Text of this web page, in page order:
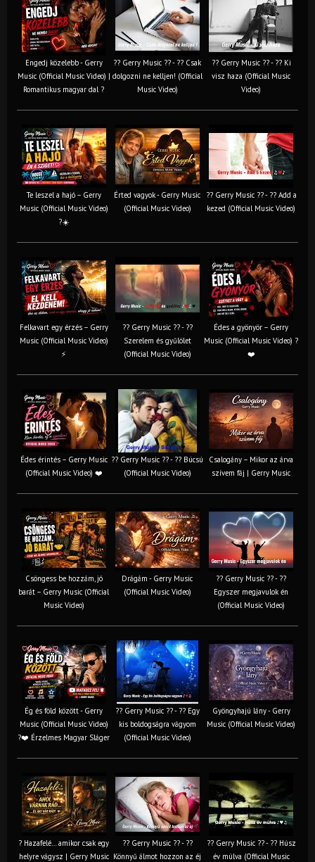
Engedj közelebb - Gerry
Music (Official Music Video) |
Romantikus magyar dal ?
?? Gerry Music ?? - ?? Csak
dolgozni ne kelljen! (Official
Music Video)
?? Gerry Music ?? - ?? Ki
visz haza (Official Music
Video)
Te leszel a hajó – Gerry
Music (Official Music Video)
?☀️
Érted vagyok - Gerry Music
(Official Music Video)
?? Gerry Music ?? - ?? Add a
kezed (Official Music Video)
Felkavart egy érzés – Gerry
Music (Official Music Video)
⚡
?? Gerry Music ?? - ??
Szerelem és gyűlölet
(Official Music Video)
Édes a gyönyör – Gerry
Music (Official Music Video) ?
❤️
Édes érintés – Gerry Music
(Official Music Video) ❤️
?? Gerry Music ?? - ?? Búcsú
(Official Music Video)
Csalogány – Mikor az árva
szívem fáj | Gerry Music
Csöngess be hozzám, jó
barát – Gerry Music (Official
Music Video)
Drágám - Gerry Music
(Official Music Video)
?? Gerry Music ?? - ??
Egyszer megjavulok én
(Official Music Video)
Ég és föld között - Gerry
Music (Official Music Video)
?❤️ Érzelmes Magyar Sláger
?? Gerry Music ?? - ?? Egy
kis boldogságra vágyom
(Official Music Video)
Gyöngyhajú lány - Gerry
Music (Official Music Video)
? Hazafelé… amikor csak egy
helyre vágysz | Gerry Music
?? Gerry Music ?? - ??
Könnyű álmot hozzon az éj
?? Gerry Music ?? - ?? Húsz
év múlva (Official Music